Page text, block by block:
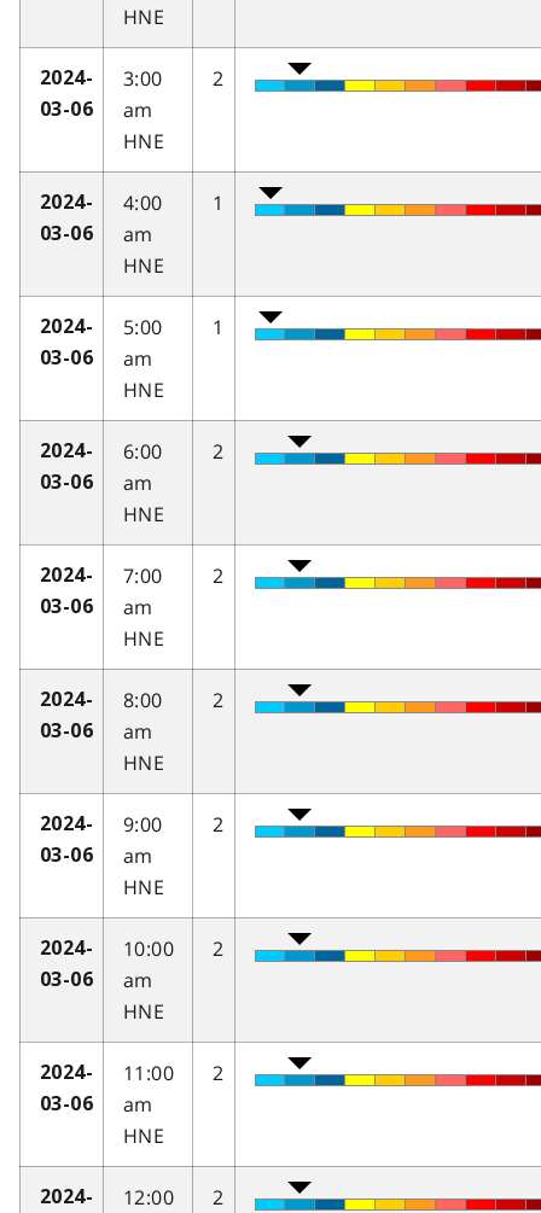
HNE
2024-
03-06
3:00
am
HNE
2
2024-
03-06
4:00
am
HNE
1
2024-
03-06
5:00
am
HNE
1
2024-
03-06
6:00
am
HNE
2
2024-
03-06
7:00
am
HNE
2
2024-
03-06
8:00
am
HNE
2
2024-
03-06
9:00
am
HNE
2
2024-
03-06
10:00
am
HNE
2
2024-
03-06
11:00
am
HNE
2
2024-
12:00
2